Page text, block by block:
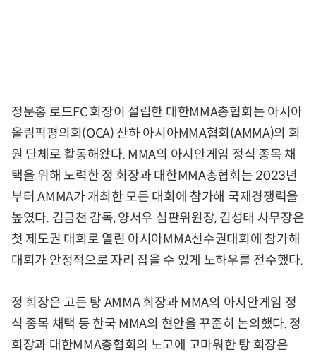
정문홍 로드FC 회장이 설립한 대한MMA총협회는 아시아
올림픽평의회(OCA) 산하 아시아MMA협회(AMMA)의 회
원 단체로 활동해왔다. MMA의 아시안게임 정식 종목 채
택을 위해 노력한 정 회장과 대한MMA총협회는 2023년
부터 AMMA가 개최한 모든 대회에 참가해 국제경쟁력을
높였다. 김금천 감독, 양서우 심판위원장, 김성태 사무장은
첫 제도권 대회로 열린 아시아MMA선수권대회에 참가해
대회가 안정적으로 자리 잡을 수 있게 노하우를 전수했다.
정 회장은 고든 탕 AMMA 회장과 MMA의 아시안게임 정
식 종목 채택 등 한국 MMA의 현안을 꾸준히 논의했다. 정
회장과 대한MMA총협회의 노고에 고마워한 탕 회장은